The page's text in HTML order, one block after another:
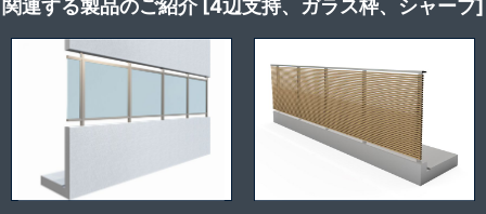
関連する製品のご紹介 [4辺支持、ガラス枠、シャープ]